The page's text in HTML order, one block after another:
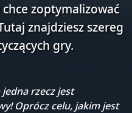
zoptymalizować
znajdziesz szereg
gry.
rzecz jest
Oprócz celu, jakim jest